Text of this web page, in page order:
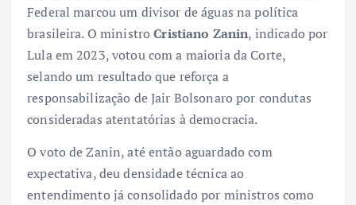
Federal marcou um divisor de águas na política
brasileira. O ministroCristiano Zanin, indicado por
Lula em 2023, votou com a maioria da Corte,
selando um resultado que reforça a
responsabilização de Jair Bolsonaro por condutas
consideradas atentatórias à democracia.
O voto de Zanin, até então aguardado com
expectativa, deu densidade técnica ao
entendimento já consolidado por ministros como